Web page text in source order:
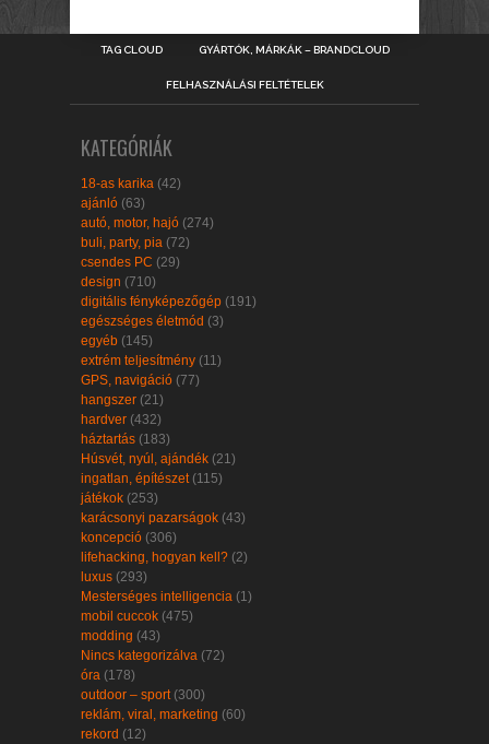
TAG CLOUD GYÁRTÓK, MÁRKÁK – BRANDCLOUD
FELHASZNÁLÁSI FELTÉTELEK
KATEGÓRIÁK
18-as karika (42)
ajánló (63)
autó, motor, hajó (274)
buli, party, pia (72)
csendes PC (29)
design (710)
digitális fényképezőgép (191)
egészséges életmód (3)
egyéb (145)
extrém teljesítmény (11)
GPS, navigáció (77)
hangszer (21)
hardver (432)
háztartás (183)
Húsvét, nyúl, ajándék (21)
ingatlan, építészet (115)
játékok (253)
karácsonyi pazarságok (43)
koncepció (306)
lifehacking, hogyan kell? (2)
luxus (293)
Mesterséges intelligencia (1)
mobil cuccok (475)
modding (43)
Nincs kategorizálva (72)
óra (178)
outdoor – sport (300)
reklám, viral, marketing (60)
rekord (12)